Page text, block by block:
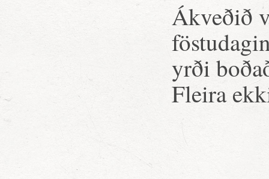
Ákveðið
yrði
Fleira